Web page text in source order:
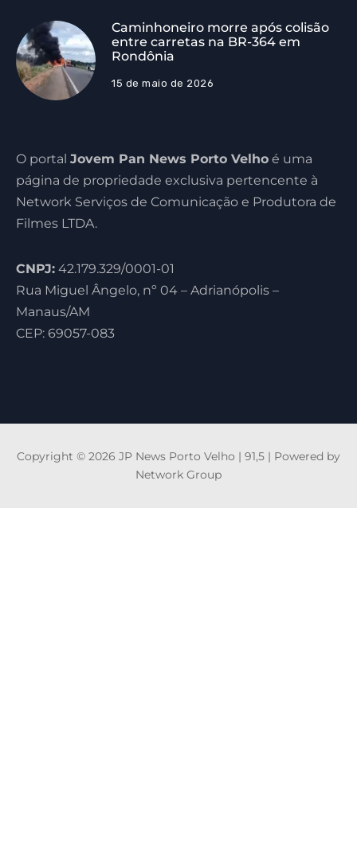
Caminhoneiro morre após colisão
entre carretas na BR-364 em
Rondônia
15 de maio de 2026
O portal Jovem Pan News Porto Velho é uma
página de propriedade exclusiva pertencente à
Network Serviços de Comunicação e Produtora de
Filmes LTDA.
CNPJ: 42.179.329/0001-01
Rua Miguel Ângelo, nº 04 – Adrianópolis –
Manaus/AM
CEP: 69057-083
Copyright © 2026 JP News Porto Velho | 91,5 | Powered by
Network Group